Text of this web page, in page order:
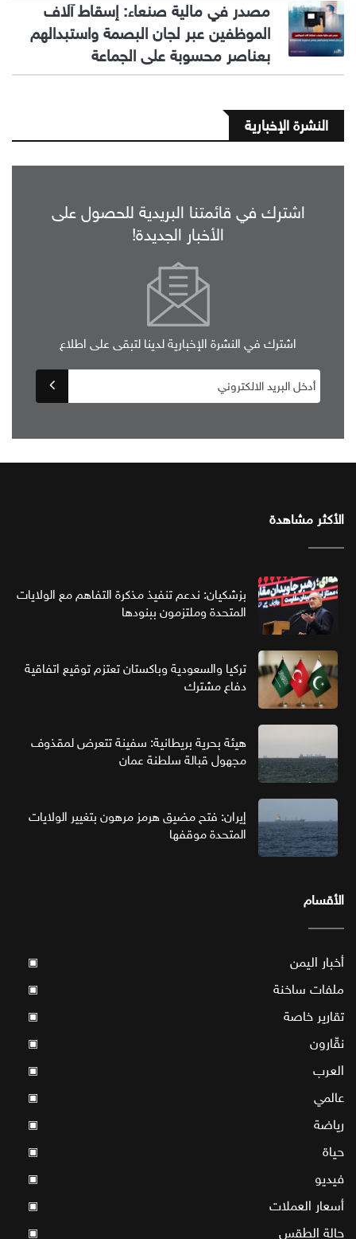
مصدر في مالية صنعاء: إسقاط آلاف
الموظفين عبر لجان البصمة واستبدالهم
بعناصر محسوبة على الجماعة
النشرة الإخبارية
اشترك في قائمتنا البريدية للحصول على
الأخبار الجديدة!
اشترك في النشرة الإخبارية لدينا لتبقى على اطلاع
الأكثر مشاهدة
بزشكيان: ندعم تنفيذ مذكرة التفاهم مع الولايات
المتحدة وملتزمون ببنودها
تركيا والسعودية وباكستان تعتزم توقيع اتفاقية
دفاع مشترك
هيئة بحرية بريطانية: سفينة تتعرض لمقذوف
مجهول قبالة سلطنة عمان
إيران: فتح مضيق هرمز مرهون بتغيير الولايات
المتحدة موقفها
الأقسام
أخبار اليمن ▣
ملفات ساخنة ▣
تقارير خاصة ▣
نقّارون ▣
العرب ▣
عالمي ▣
رياضة ▣
حياة ▣
فيديو ▣
أسعار العملات ▣
حالة الطقس ▣